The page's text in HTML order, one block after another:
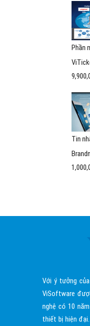
Phần
Tin
Với ý tưởng
ViSoftware
nghệ có 10
thiết bị hiện